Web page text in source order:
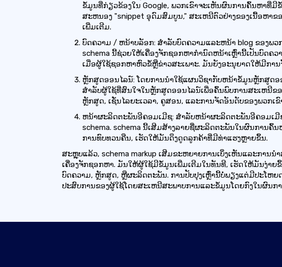
ຂໍ້ມູນທີ່ກ່ຽວຂ້ອງໃນ Google, ພວກເຂົາຈະເຫັນຜົນການຄົ້ນຫາທີ່ມີ
ສະຫນອງ "snippet ອຸດົມສົມບູນ," ສະເຫນີຕົວຢ່າງຂອງເນື້ອຫາ
ເພີ່ມເຕີມ.
ບົດຄວາມ / ຫນ້າບລັອກ: ສໍາລັບບົດຄວາມແລະຫນ້າ blog ຂອງພວ
schema ນີ້ຊ່ວຍໃຫ້ເຄື່ອງຈັກຊອກຫາກໍານົດຫນ້າເຫຼົ່ານີ້ເປັນບົດຄ
ເມື່ອຜູ້ໃຊ້ຊອກຫາຫົວຂໍ້ຫຼືຂ່າວສະເພາະ. ມັນຍັງອະນຸຍາດໃຫ້ມີການ
ຫຼັກສູດອອນໄລນ໌: ໂດຍການນໍາໃຊ້ແຜນວິຊາກັບຫນ້າຂໍ້ມູນຫຼັກສູດອ
ສໍາລັບຜູ້ໃຊ້ທີ່ສົນໃຈໃນຫຼັກສູດອອນໄລນ໌ເພື່ອຄົ້ນພົບການສະເຫນີຂ
ຫຼັກສູດ, ເຊັ່ນໄລຍະເວລາ, ຄູສອນ, ແລະການຈັດອັນດັບຂອງພວກເ
ຫນ້າຜະລິດຕະພັນອີຄອມເມີຊ: ສໍາລັບຫນ້າຜະລິດຕະພັນອີຄອມເມີ
schema. schema ນີ້ເສີມສ້າງລາຍຊື່ຜະລິດຕະພັນໃນຜົນການຄົ້
ການທົບທວນຄືນ, ເຮັດໃຫ້ມັນດຶງດູດລູກຄ້າທີ່ມີທ່າແຮງຫຼາຍຂຶ້ນ.
ສະຫຼຸບແລ້ວ, schema markup ເສີມຂະຫຍາຍການເບິ່ງເຫັນແລະການນໍ
ເຄື່ອງຈັກຊອກຫາ. ມັນໃຫ້ຜູ້ໃຊ້ມີຂໍ້ມູນເພີ່ມເຕີມໃນທັນທີ, ເຮັດໃຫ້ມັນງ່າຍ
ບົດຄວາມ, ຫຼັກສູດ, ຫຼືຜະລິດຕະພັນ. ການປັບປຸງເຫຼົ່ານີ້ບໍ່ພຽງແຕ່ມີປະໂຫຍ
ປະສົບການຂອງຜູ້ໃຊ້ໂດຍສະເຫນີສະພາບການແລະຂໍ້ມູນໂດຍກົງໃນຜົນກ